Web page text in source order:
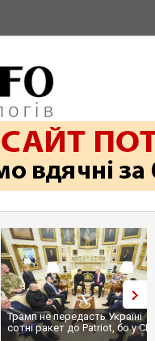
Трамп не передасть Україні
сотні ракет до Patriot, бо у